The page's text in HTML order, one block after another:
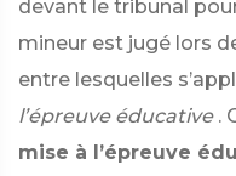
devant le tribunal
mineur est jugé lors
entre lesquelles
l’épreuve éducative .
mise à l’épreuve